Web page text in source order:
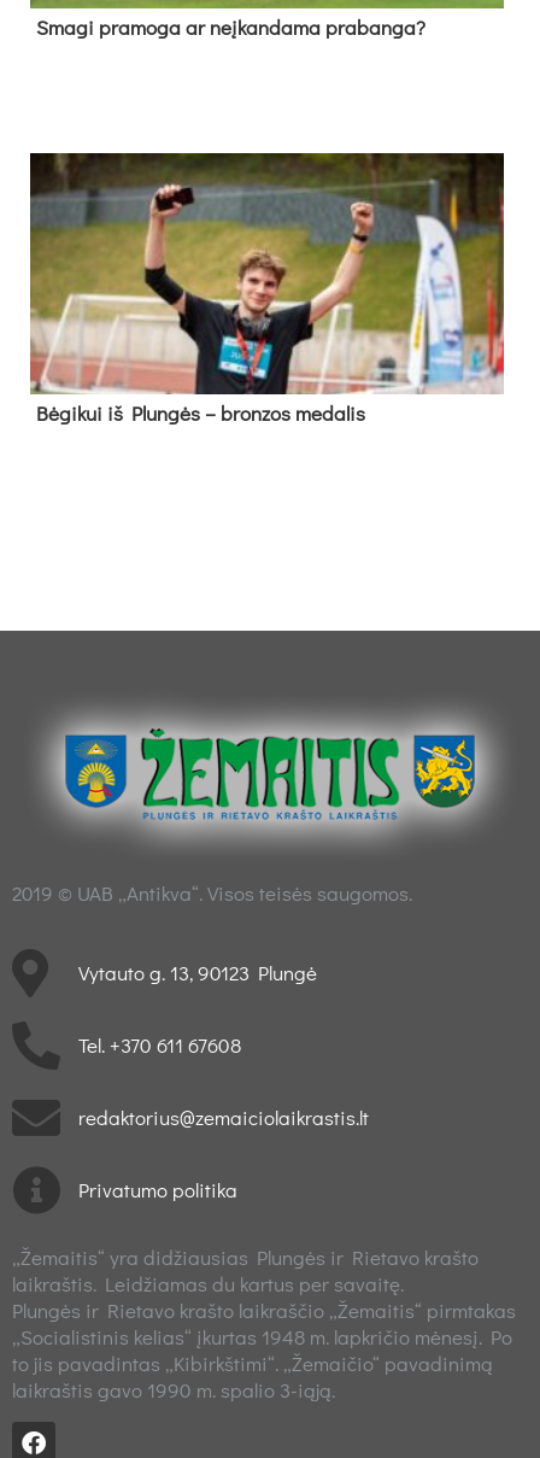
Sma­gi pra­mo­ga ar neį­kan­da­ma pra­ban­ga?
Bė­gi­kui iš Plun­gės – bron­zos me­da­lis
2019 © UAB „Antikva“. Visos teisės saugomos.
Vytauto g. 13, 90123 Plungė
Tel. +370 611 67608
redaktorius@zemaiciolaikrastis.lt
Privatumo politika
„Žemaitis“ yra didžiausias Plungės ir Rietavo krašto
laikraštis. Leidžiamas du kartus per savaitę.
Plungės ir Rietavo krašto laikraščio „Žemaitis“ pirmtakas
„Socialistinis kelias“ įkurtas 1948 m. lapkričio mėnesį. Po
to jis pavadintas „Kibirkštimi“. „Žemaičio“ pavadinimą
laikraštis gavo 1990 m. spalio 3-iąją.